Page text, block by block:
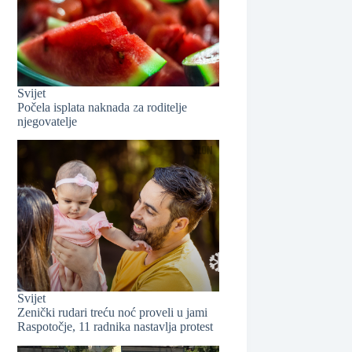
Svijet
Počela isplata naknada za roditelje
njegovatelje
Svijet
Zenički rudari treću noć proveli u jami
Raspotočje, 11 radnika nastavlja protest
❆
❆